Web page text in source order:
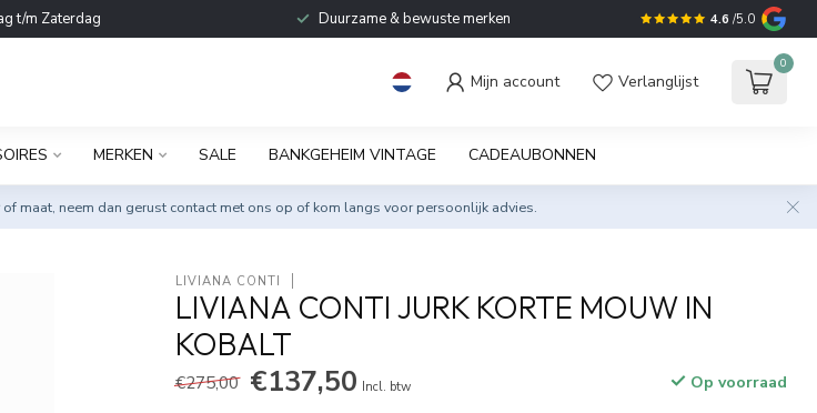
t/m Zaterdag Duurzame & bewuste merken 4.6 /5.0
Mijn account Verlanglijst
0
MERKEN SALE BANKGEHEIM VINTAGE CADEAUBONNEN
maat, neem dan gerust contact met ons op of kom langs voor persoonlijk advies.
LIVIANA CONTI
LIVIANA CONTI JURK KORTE MOUW IN
KOBALT
€275,00 €137,50 Incl. btw Op voorraad